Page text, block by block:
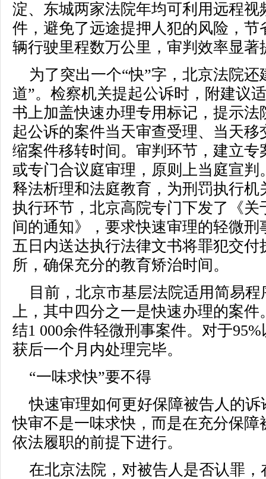
淀、东城两家法院年均可利用远程视
件，避免了远途提押人犯的风险，节
辆行驶里程数万公里，审判效率显著
为了突出一个“快”字，北京法院
道”。检察机关提起公诉时，附建议
书上加盖快速办理专用标记，提示
起公诉的案件当天审查受理、当天
缩案件移转时间。审判环节，建立
或专门合议庭审理，原则上当庭宣
释法析理和法庭教育，为刑罚执行
执行环节，北京高院专门下发了《
间的通知》，要求快速审理的轻微
五日内送达执行法律文书将罪犯交
所，确保充分的教育矫治时间。
目前，北京市基层法院适用简易
上，其中四分之一是快速办理的案
结1 000余件轻微刑事案件。对于
获后一个月内处理完毕。
“一味求快”要不得
快速审理如何更好保障被告人的
快审不是一味求快，而是在充分保
依法履职的前提下进行。
在北京法院，对被告人是否认罪